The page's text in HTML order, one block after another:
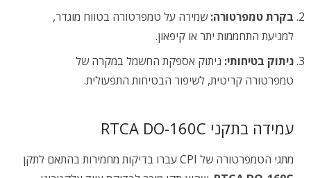
בקרת טמפרטורה: שמירה על טמפרטורה בטווח מוגדר,
למניעת התחממות יתר או קיפאון.
ניתוק בטיחותי: ניתוק אספקת החשמל במקרה של
טמפרטורה קריטית, לשיפור הבטיחות התפעולית.
עמידה בתקני RTCA DO-160C
מתגי הטמפרטורה של CPI עברו בדיקות מחמירות בהתאם לתקן